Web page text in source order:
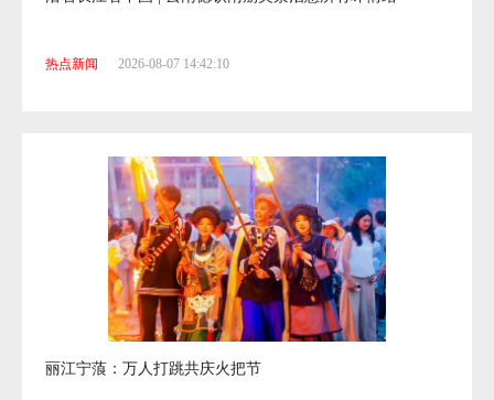
热点新闻 2026-08-07 14:42:10
丽江宁蒗：万人打跳共庆火把节